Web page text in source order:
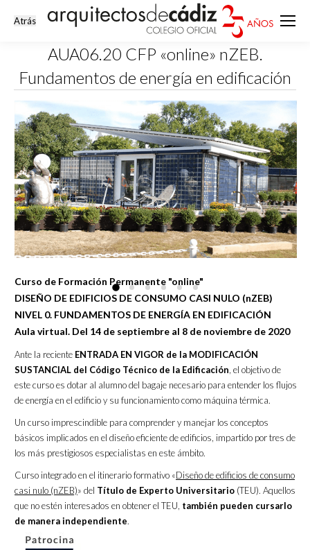
AUA06.20 CFP «online» nZEB.
Fundamentos de energía en edificación
Curso de Formación Permanente "online"
DISEÑO DE EDIFICIOS DE CONSUMO CASI NULO (nZEB)
NIVEL 0. FUNDAMENTOS DE ENERGÍA EN EDIFICACIÓN
Aula virtual. Del 14 de septiembre al 8 de noviembre de 2020
Ante la reciente ENTRADA EN VIGOR de la MODIFICACIÓN
SUSTANCIAL del Código Técnico de la Edificación , el objetivo de
este curso es dotar al alumno del bagaje necesario para entender los flujos
de energía en el edificio y su funcionamiento como máquina térmica.
Un curso imprescindible para comprender y manejar los conceptos
básicos implicados en el diseño eficiente de edificios, impartido por tres de
los más prestigiosos especialistas en este ámbito.
Curso integrado en el itinerario formativo «Diseño de edificios de consumo
casi nulo (nZEB)» del Título de Experto Universitario (TEU). Aquellos
que no estén interesados en obtener el TEU, también pueden cursarlo
de manera independiente.